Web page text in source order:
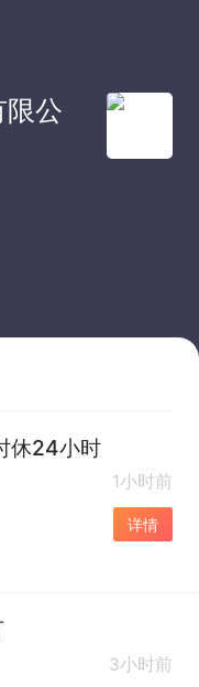
公
休24小时
1小时前
详情
3小时前